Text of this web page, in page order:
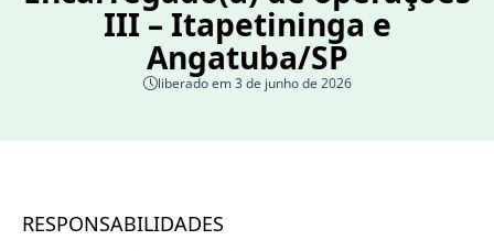
III – Itapetininga e
Angatuba/SP
liberado em 3 de junho de 2026
RESPONSABILIDADES